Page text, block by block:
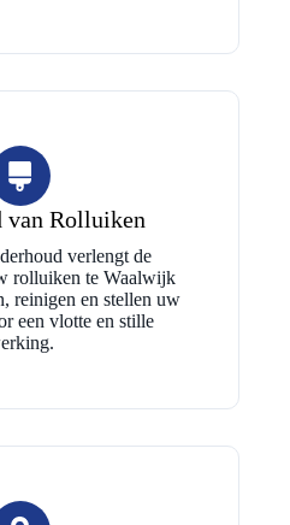
van Rolluiken
verlengt de
rolluiken te Waalwijk
reinigen en stellen uw
een vlotte en stille